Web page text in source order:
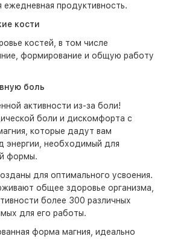
ежедневная продуктивность.
кости
костей, в том числе
формирование и общую работу
боль
активности из-за боли!
боли и дискомфорта с
которые дадут вам
энергии, необходимый для
формы.
для оптимального усвоения.
общее здоровье организма,
более 300 различных
для его работы.
форма магния, идеально